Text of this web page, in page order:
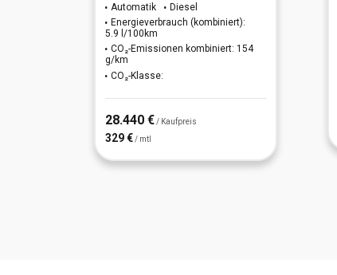
Automatik
Diesel
Energieverbrauch (kombiniert):
5.9 l/100km
CO₂-Emissionen kombiniert: 154
g/km
CO₂-Klasse:
28.440 € / Kaufpreis
329 € / mtl